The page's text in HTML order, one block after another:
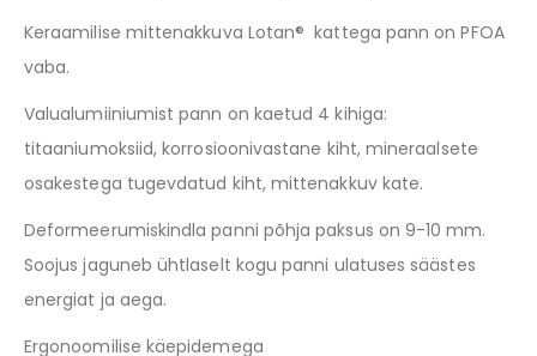
Keraamilise mittenakkuva Lotan® kattega pann on PFOA
vaba.
Valualumiiniumist pann on kaetud 4 kihiga:
titaaniumoksiid, korrosioonivastane kiht, mineraalsete
osakestega tugevdatud kiht, mittenakkuv kate.
Deformeerumiskindla panni põhja paksus on 9-10 mm.
Soojus jaguneb ühtlaselt kogu panni ulatuses säästes
energiat ja aega.
Ergonoomilise käepidemega